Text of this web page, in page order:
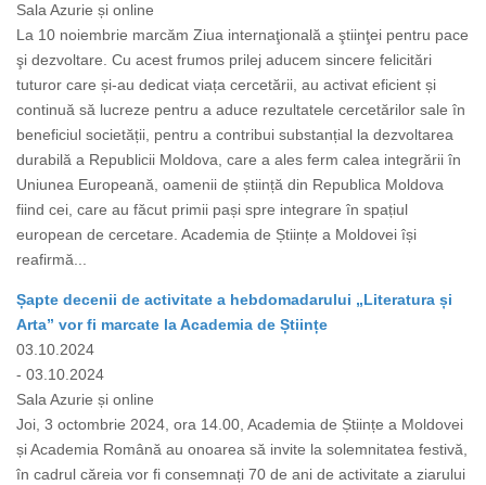
Sala Azurie și online
La 10 noiembrie marcăm Ziua internaţională a ştiinţei pentru pace
şi dezvoltare. Cu acest frumos prilej aducem sincere felicitări
tuturor care și-au dedicat viața cercetării, au activat eficient și
continuă să lucreze pentru a aduce rezultatele cercetărilor sale în
beneficiul societății, pentru a contribui substanțial la dezvoltarea
durabilă a Republicii Moldova, care a ales ferm calea integrării în
Uniunea Europeană, oamenii de știință din Republica Moldova
fiind cei, care au făcut primii pași spre integrare în spațiul
european de cercetare. Academia de Științe a Moldovei își
reafirmă...
Șapte decenii de activitate a hebdomadarului „Literatura și
Arta” vor fi marcate la Academia de Științe
03.10.2024
- 03.10.2024
Sala Azurie și online
Joi, 3 octombrie 2024, ora 14.00, Academia de Științe a Moldovei
și Academia Română au onoarea să invite la solemnitatea festivă,
în cadrul căreia vor fi consemnați 70 de ani de activitate a ziarului